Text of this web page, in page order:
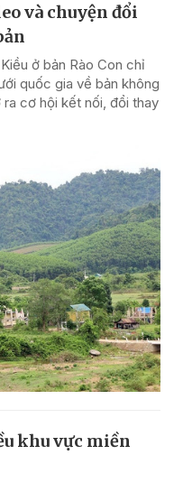
và chuyện đổi
ở bản Rào Con chỉ
quốc gia về bản không
cơ hội kết nối, đổi thay
khu vực miền